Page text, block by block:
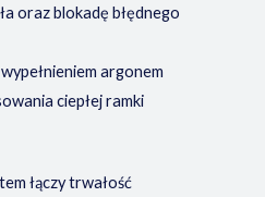
oraz blokadę błędnego
argonem
ciepłej ramki
łączy trwałość